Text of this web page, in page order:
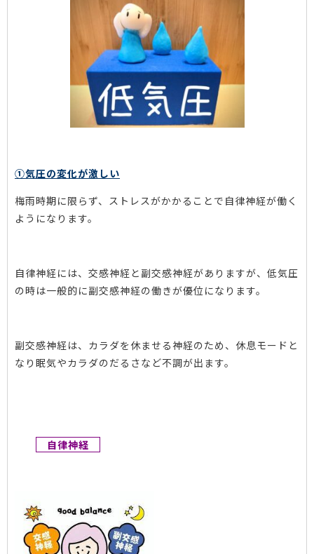
①気圧の変化が激しい
梅雨時期に限らず、ストレスがかかることで自律神経が働く
ようになります。
自律神経には、交感神経と副交感神経がありますが、低気圧
の時は一般的に副交感神経の働きが優位になります。
副交感神経は、カラダを休ませる神経のため、休息モードと
なり眠気やカラダのだるさなど不調が出ます。
自律神経